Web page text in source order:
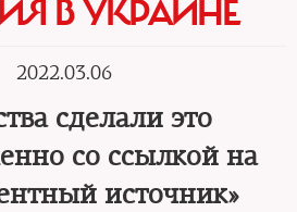
В УКРАИНЕ
2022.03.06
сделали это
со ссылкой на
источник»